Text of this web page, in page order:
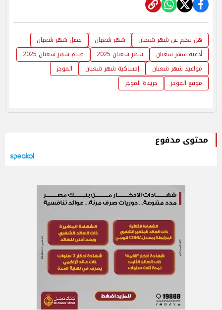
هل تعلم عن شهر شعبان شهر شعبان
فضل شهر شعبان
أدعية شهر شعبان
شهر شعبان 2025
صبام شهر شعبان 2025
مواعيد شهر شعبان
إمساكية شهر شعبان
الموجز
موقع الموجز
جريدة الموجز
محتوى مدفوع